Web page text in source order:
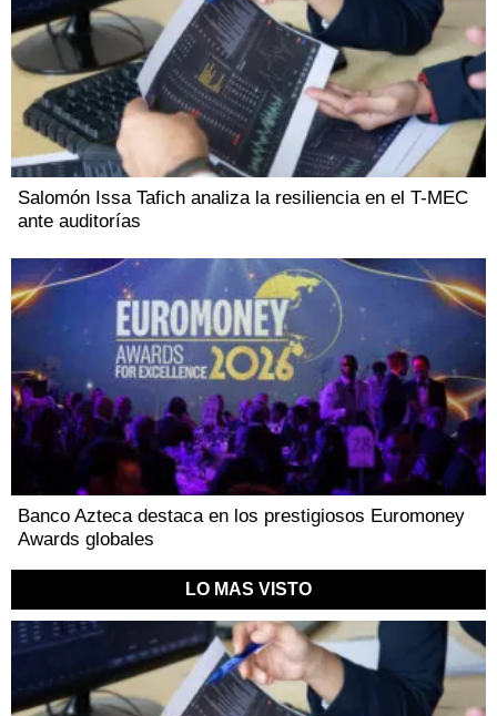
Salomón Issa Tafich analiza la resiliencia en el T-MEC
ante auditorías
Banco Azteca destaca en los prestigiosos Euromoney
Awards globales
LO MAS VISTO